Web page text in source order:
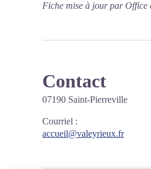
Fiche mise à jour par Office
Contact
07190 Saint-Pierreville
Courriel :
accueil@valeyrieux.fr